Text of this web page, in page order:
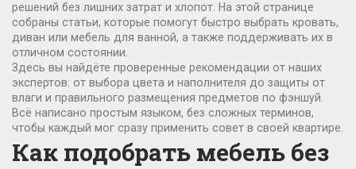
решений без лишних затрат и хлопот. На этой странице
собраны статьи, которые помогут быстро выбрать кровать,
диван или мебель для ванной, а также поддерживать их в
отличном состоянии.
Здесь вы найдёте проверенные рекомендации от наших
экспертов: от выбора цвета и наполнителя до защиты от
влаги и правильного размещения предметов по фэншуй.
Всё написано простым языком, без сложных терминов,
чтобы каждый мог сразу применить совет в своей квартире.
Как подобрать мебель без